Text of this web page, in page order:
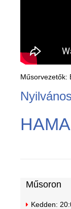
Műsorvezetők:
Műsoron
Kedden: